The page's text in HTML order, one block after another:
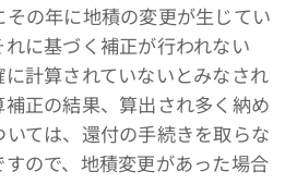
の年に地積の変更が生じてい
に基づく補正が行われない
計算されていないとみなされ
正の結果、算出され多く納め
ては、還付の手続きを取らな
ので、地積変更があった場合